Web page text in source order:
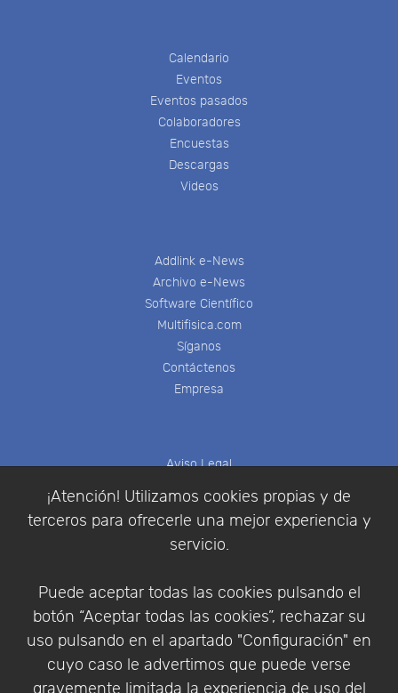
¡Atención! Utilizamos cookies propias y de
terceros para ofrecerle una mejor experiencia y
servicio.
Puede aceptar todas las cookies pulsando el
botón “Aceptar todas las cookies”, rechazar su
uso pulsando en el apartado "Configuración" en
cuyo caso le advertimos que puede verse
gravemente limitada la experiencia de uso del
Calendario
Eventos
Eventos pasados
Colaboradores
Encuestas
Descargas
Videos
Addlink e-News
Archivo e-News
Software Científico
Multifisica.com
Síganos
Contáctenos
Empresa
Aviso Legal
Política de Privacidad
Condiciones de compra
Identificarse
Empresa|Aviso Legal| Política de Privacidad |